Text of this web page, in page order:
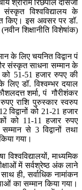
रिछपाल दासजी
संस्कृत विश्वविद्यालय के
किए। इस अवसर पर डॉ.
शिक्षानीति विशेषांक)
लिए चयनित विद्वान पं
संस्कृत साधना सम्मान के
को 51-51 हजार रुपए की
लिए डॉ. विश्वम्भर दयाल
शर्मा, पं गौरीशंकर
राशि पुरुस्कार स्वरुप
को 21-21 हजार
को 11-11 हजार रुपए
से 3 विद्वानों तथा
गया।
माध्यमिक
में सर्वश्रेष्ठ अंक लाने
ही, सर्वाधिक नामांकन
का सम्मान किया गया।